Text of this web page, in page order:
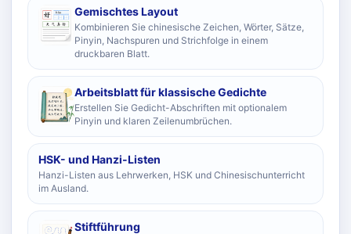
Gemischtes Layout
Kombinieren Sie chinesische Zeichen, Wörter, Sätze,
Pinyin, Nachspuren und Strichfolge in einem
druckbaren Blatt.
Arbeitsblatt für klassische Gedichte
Erstellen Sie Gedicht-Abschriften mit optionalem
Pinyin und klaren Zeilenumbrüchen.
HSK- und Hanzi-Listen
Hanzi-Listen aus Lehrwerken, HSK und Chinesischunterricht
im Ausland.
Stiftführung